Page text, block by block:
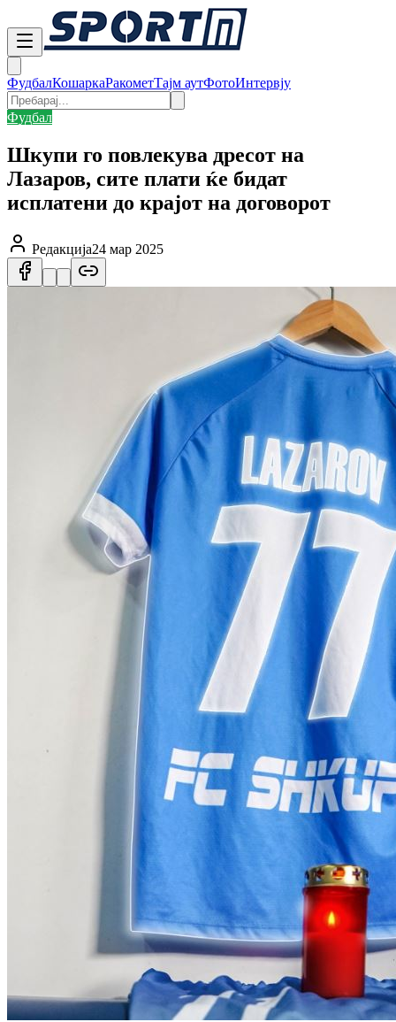
ФудбалКошаркаРакометТајм аутФотоИнтервју
Фудбал
Шкупи го повлекува дресот на
Лазаров, сите плати ќе бидат
исплатени до крајот на договорот
Редакција24 мар 2025